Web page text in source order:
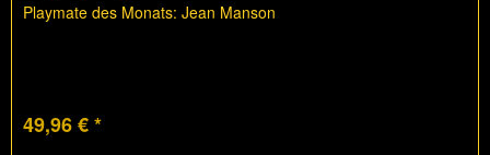
Playmate des Monats: Jean Manson
49,96 € *